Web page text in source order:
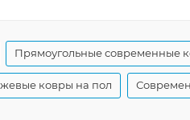
Прямоугольные современные
ковры на пол